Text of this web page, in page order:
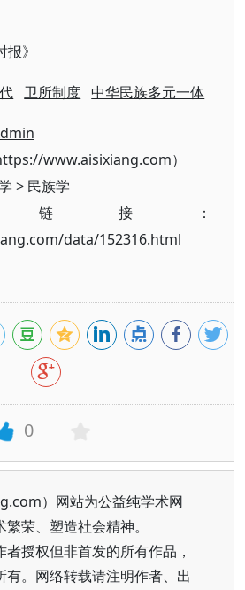
》
卫所制度 中华民族多元一体
www.aisixiang.com）
> 民族学
链接：
data/152316.html
0
）网站为公益纯学术网
荣、塑造社会精神。
者授权但非首发的所有作品，
有。网络转载请注明作者、出